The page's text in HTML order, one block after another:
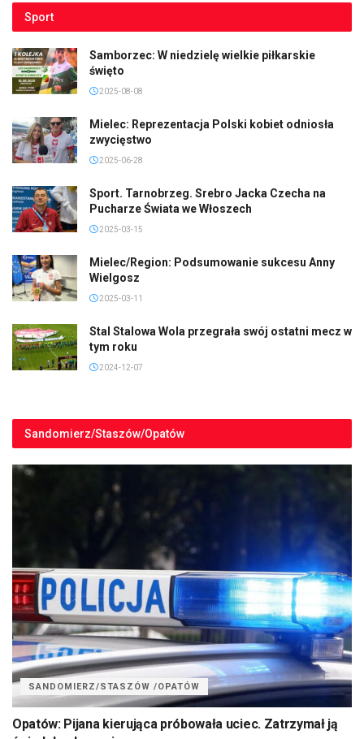
Sport
Samborzec: W niedzielę wielkie piłkarskie
święto
2025-08-08
Mielec: Reprezentacja Polski kobiet odniosła
zwycięstwo
2025-06-28
Sport. Tarnobrzeg. Srebro Jacka Czecha na
Pucharze Świata we Włoszech
2025-03-15
Mielec/Region: Podsumowanie sukcesu Anny
Wielgosz
2025-03-11
Stal Stalowa Wola przegrała swój ostatni mecz w
tym roku
2024-12-07
Sandomierz/Staszów/Opatów
SANDOMIERZ/STASZÓW /OPATÓW
Opatów: Pijana kierująca próbowała uciec. Zatrzymał ją